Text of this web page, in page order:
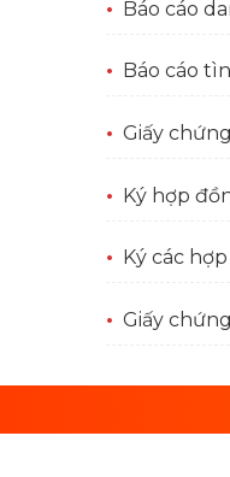
Báo cáo
Báo cáo
Giấy
Ký hợp
Ký các
Giấy